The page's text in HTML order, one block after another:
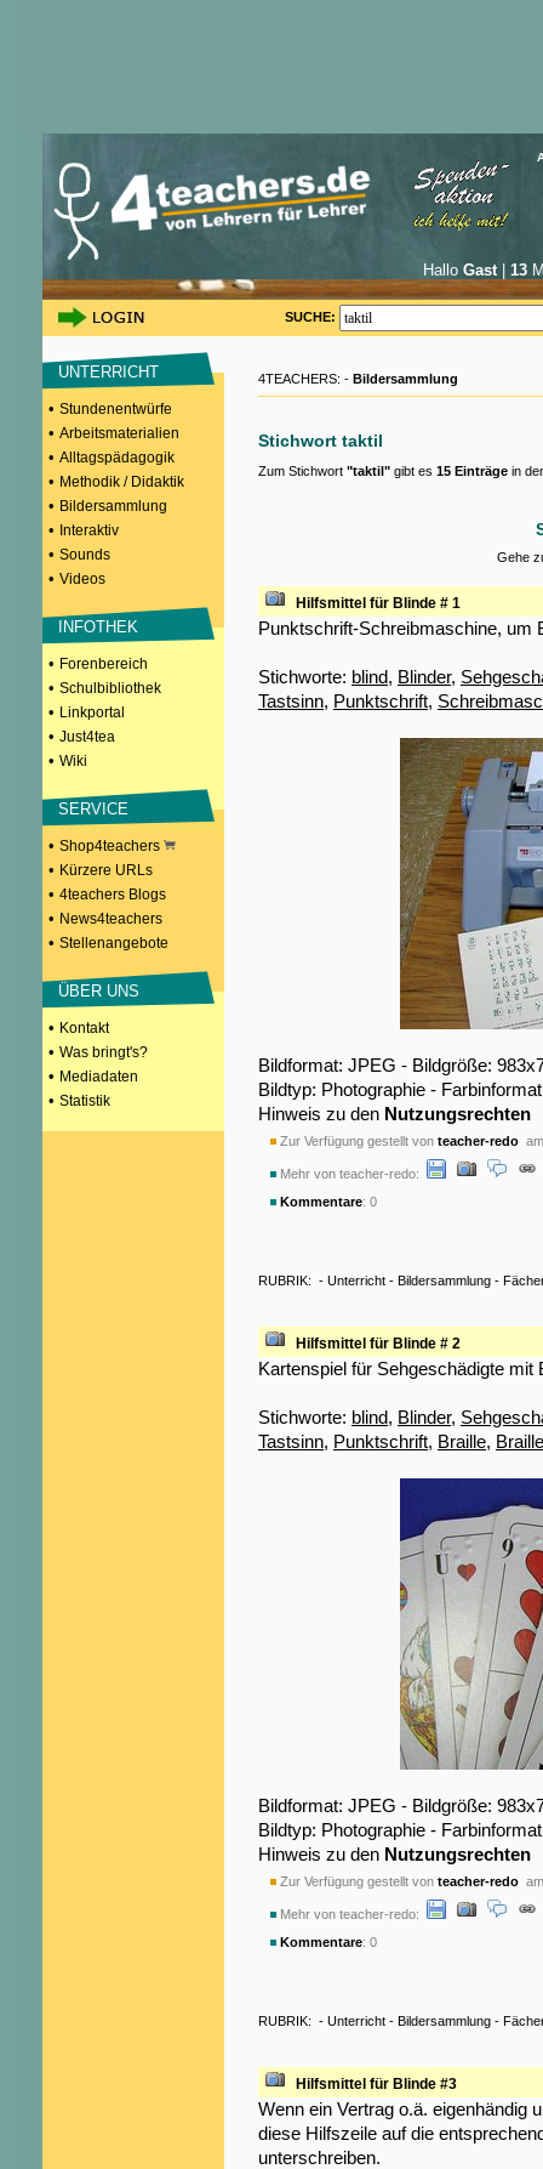
Hallo Gast| 13
SUCHE:
UNTERRICHT
• Stundenentwürfe
• Arbeitsmaterialien
• Alltagspädagogik
• Methodik / Didaktik
• Bildersammlung
• Interaktiv
• Sounds
• Videos
INFOTHEK
• Forenbereich
• Schulbibliothek
• Linkportal
• Just4tea
• Wiki
SERVICE
• Shop4teachers
• Kürzere URLs
• 4teachers Blogs
• News4teachers
• Stellenangebote
ÜBER UNS
• Kontakt
• Was bringt's?
• Mediadaten
• Statistik
4TEACHERS: - Bildersammlung
Stichwort taktil
Zum Stichwort "taktil" gibt es 15 Einträge in
Gehe
Hilfsmittel für Blinde # 1
Punktschrift-Schreibmaschine, um
Stichworte: blind, Blinder,
Tastsinn, Punktschrift,
Bildformat: JPEG - Bildgröße:
Bildtyp: Photographie -
Hinweis zu den Nutzungsrechten
Zur Verfügung gestellt von teacher-redo
Mehr von teacher-redo:
Kommentare: 0
RUBRIK: - Unterricht - Bildersammlung -
Hilfsmittel für Blinde # 2
Kartenspiel für Sehgeschädigte mit
Stichworte: blind, Blinder,
Tastsinn, Punktschrift, Braille,
Bildformat: JPEG - Bildgröße:
Bildtyp: Photographie -
Hinweis zu den Nutzungsrechten
Zur Verfügung gestellt von teacher-redo
Mehr von teacher-redo:
Kommentare: 0
RUBRIK: - Unterricht - Bildersammlung -
Hilfsmittel für Blinde #3
Wenn ein Vertrag o.ä. eigenhändig
diese Hilfszeile auf die
unterschreiben.